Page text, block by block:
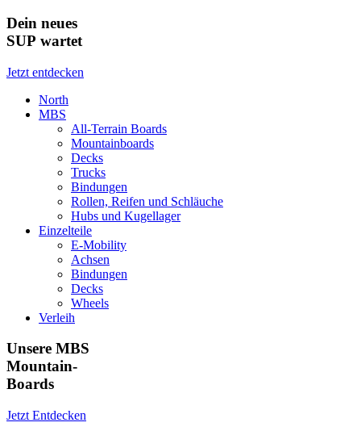
Dein neues
SUP wartet
Jetzt entdecken
North
MBS
All-Terrain Boards
Mountainboards
Decks
Trucks
Bindungen
Rollen, Reifen und Schläuche
Hubs und Kugellager
Einzelteile
E-Mobility
Achsen
Bindungen
Decks
Wheels
Verleih
Unsere MBS
Mountain-
Boards
Jetzt Entdecken